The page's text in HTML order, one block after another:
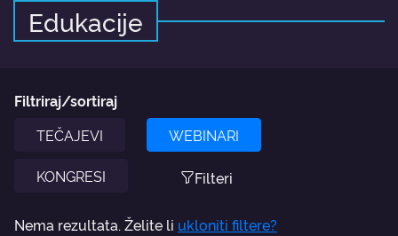
Edukacije
Filtriraj/sortiraj
TEČAJEVI
WEBINARI
KONGRESI Filteri
Nema rezultata. Želite li ukloniti filtere?